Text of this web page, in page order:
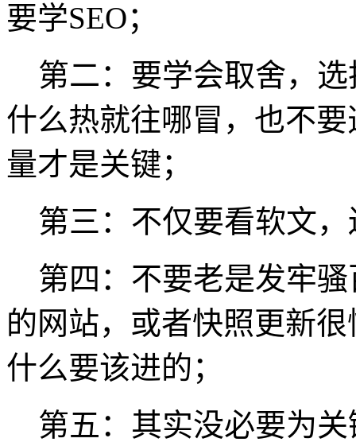
要学SEO；
第二：要学会取舍，选
什么热就往哪冒，也不
量才是关键；
第三：不仅要看软文，
第四：不要老是发牢骚
的网站，或者快照更新
什么要该进的；
第五：其实没必要为关